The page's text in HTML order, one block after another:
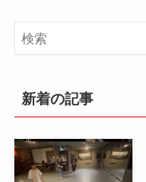
新着の記事